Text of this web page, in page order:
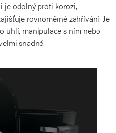
je odolný proti korozi,
rovnoměrné zahřívání. Je
uhlí, manipulace s ním nebo
snadné.